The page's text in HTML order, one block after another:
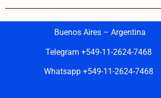
Buenos Aires – Argentina
Telegram +549-11-2624-7468
Whatsapp +549-11-2624-7468